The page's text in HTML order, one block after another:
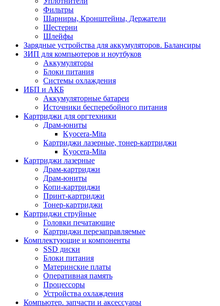
Фильтры
Шарниры, Кронштейны, Держатели
Шестерни
Шлейфы
Зарядные устройства для аккумуляторов. Балансиры
ЗИП для компьютеров и ноутбуков
Аккумуляторы
Блоки питания
Системы охлаждения
ИБП и АКБ
Аккумуляторные батареи
Источники бесперебойного питания
Картриджи для оргтехники
Драм-юниты
Kyocera-Mita
Картриджи лазерные, тонер-картриджи
Kyocera-Mita
Картриджи лазерные
Драм-картриджи
Драм-юниты
Копи-картриджи
Принт-картриджи
Тонер-картриджи
Картриджи струйные
Головки печатающие
Картриджи перезаправляемые
Комплектующие и компоненты
SSD диски
Блоки питания
Материнские платы
Оперативная память
Процессоры
Устройства охлаждения
Компьютер. запчасти и аксессуары